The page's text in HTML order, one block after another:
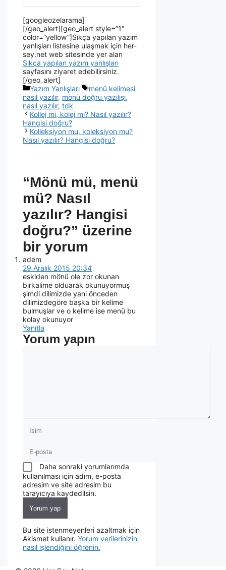
[googleozelarama]
[/geo_alert][geo_alert style=”1″
color=”yellow”]Sıkça yapılan yazım
yanlışları listesine ulaşmak için her-
sey.net web sitesinde yer alan
Sıkça yapılan yazım yanlışları
sayfasını ziyaret edebilirsiniz.
[/geo_alert]
Yazım Yanlışları
menü kelimesi
nasıl yazılır, mönü doğru yazılışı,
nasıl yazılır, tdk
Kollej mi, kolej mi? Nasıl yazılır?
Hangisi doğru?
Kolleksiyon mu, koleksiyon mu?
Nasıl yazılır? Hangisi doğru?
“Mönü mü, menü
mü? Nasıl
yazılır? Hangisi
doğru?” üzerine
bir yorum
adem
29 Aralık 2015 20:34
eskiden mönü ole zor okunan
birkalime olduarak okunuyormuş
şimdi dilimizde yani önceden
dilimizdegöre başka bir kelime
bulmuşlar ve o kelime ise menü bu
kolay okunuyor
Yanıtla
Yorum yapın
Daha sonraki yorumlarımda
kullanılması için adım, e-posta
adresim ve site adresim bu
tarayıcıya kaydedilsin.
Bu site istenmeyenleri azaltmak için
Akismet kullanır. Yorum verilerinizin
nasıl işlendiğini öğrenin.